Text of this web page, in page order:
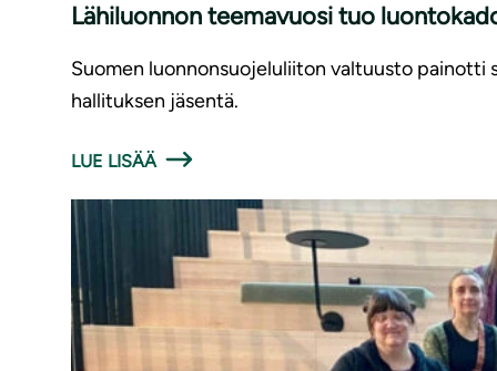
Lähiluonnon teemavuosi tuo
Suomen luonnonsuojeluliiton valtuusto painotti
hallituksen jäsentä.
LUE LISÄÄ